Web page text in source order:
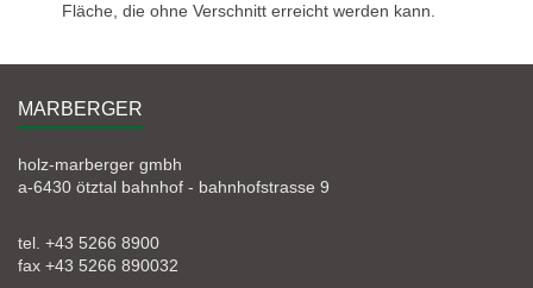
Fläche, die ohne Verschnitt erreicht werden kann.
MARBERGER
holz-marberger gmbh
a-6430 ötztal bahnhof - bahnhofstrasse 9
tel. +43 5266 8900
fax +43 5266 890032